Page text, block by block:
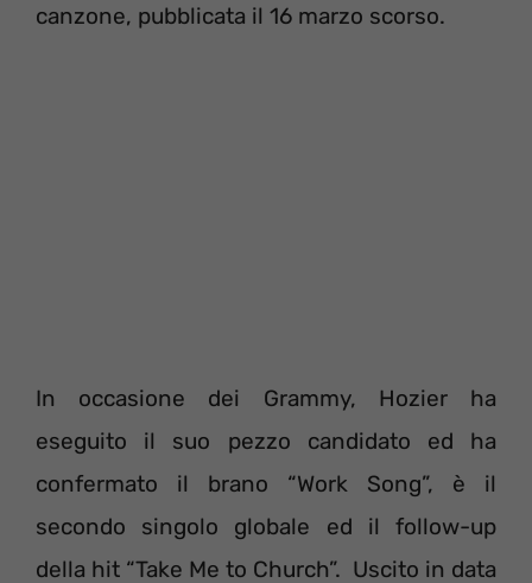
canzone, pubblicata il 16 marzo scorso.
In occasione dei Grammy, Hozier ha
eseguito il suo pezzo candidato ed ha
confermato il brano “Work Song”, è il
secondo singolo globale ed il follow-up
della hit “Take Me to Church”. Uscito in data